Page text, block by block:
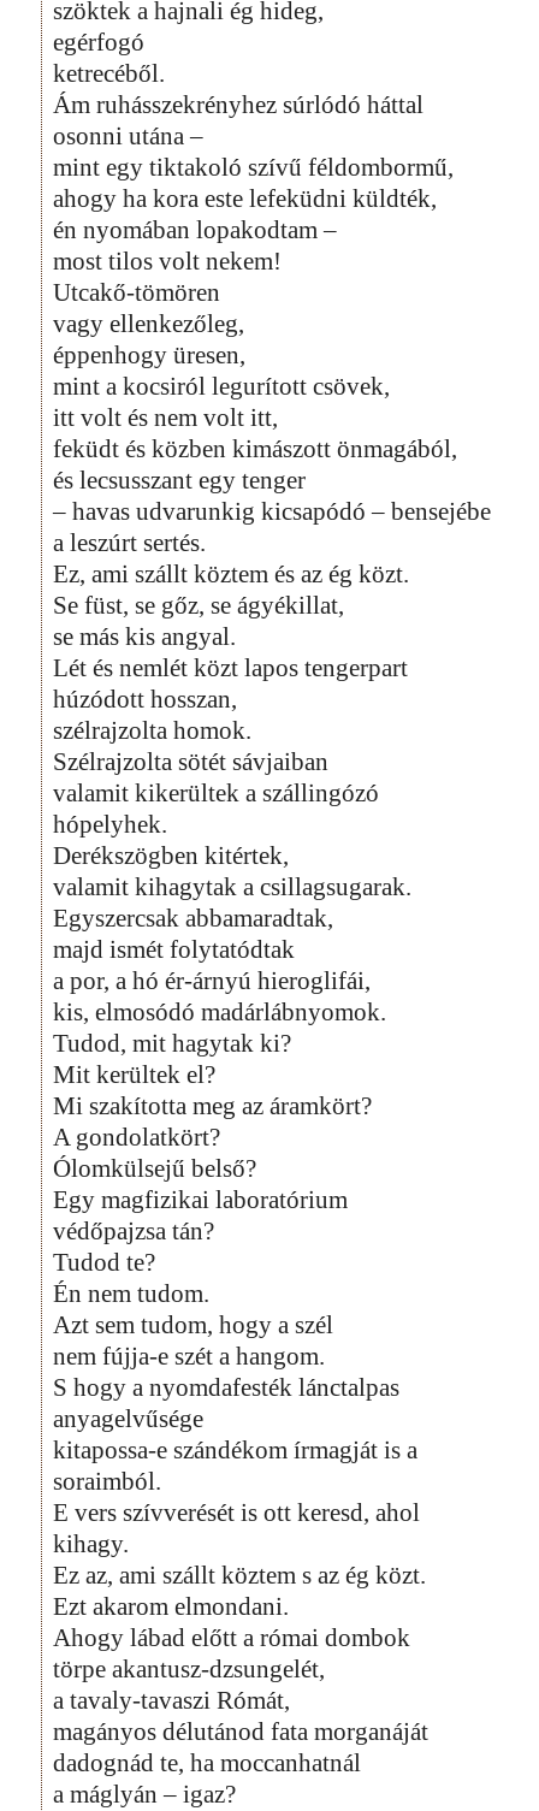
szöktek a hajnali ég hideg,
egérfogó
ketrecéből.
Ám ruhásszekrényhez súrlódó háttal
osonni utána –
mint egy tiktakoló szívű féldombormű,
ahogy ha kora este lefeküdni küldték,
én nyomában lopakodtam –
most tilos volt nekem!
Utcakő-tömören
vagy ellenkezőleg,
éppenhogy üresen,
mint a kocsiról legurított csövek,
itt volt és nem volt itt,
feküdt és közben kimászott önmagából,
és lecsusszant egy tenger
– havas udvarunkig kicsapódó – bensejébe
a leszúrt sertés.
Ez, ami szállt köztem és az ég közt.
Se füst, se gőz, se ágyékillat,
se más kis angyal.
Lét és nemlét közt lapos tengerpart
húzódott hosszan,
szélrajzolta homok.
Szélrajzolta sötét sávjaiban
valamit kikerültek a szállingózó
hópelyhek.
Derékszögben kitértek,
valamit kihagytak a csillagsugarak.
Egyszercsak abbamaradtak,
majd ismét folytatódtak
a por, a hó ér-árnyú hieroglifái,
kis, elmosódó madárlábnyomok.
Tudod, mit hagytak ki?
Mit kerültek el?
Mi szakította meg az áramkört?
A gondolatkört?
Ólomkülsejű belső?
Egy magfizikai laboratórium
védőpajzsa tán?
Tudod te?
Én nem tudom.
Azt sem tudom, hogy a szél
nem fújja-e szét a hangom.
S hogy a nyomdafesték lánctalpas
anyagelvűsége
kitapossa-e szándékom írmagját is a
soraimból.
E vers szívverését is ott keresd, ahol
kihagy.
Ez az, ami szállt köztem s az ég közt.
Ezt akarom elmondani.
Ahogy lábad előtt a római dombok
törpe akantusz-dzsungelét,
a tavaly-tavaszi Rómát,
magányos délutánod fata morganáját
dadognád te, ha moccanhatnál
a máglyán – igaz?